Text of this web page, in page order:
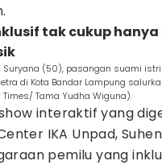
tak cukup
(50), pasangan suami
di Kota Bandar Lampung
Times/ Tama Yudha Wiguna).
interaktif yang
IKA Unpad,
pemilu yang